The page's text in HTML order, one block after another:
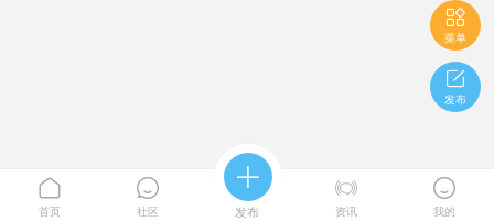

菜单

发布

首页

社区

发布

资讯

我的